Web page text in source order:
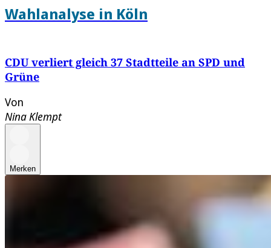
Wahlanalyse in Köln
CDU verliert gleich 37 Stadtteile an SPD und
Grüne
Von
Nina Klempt
Merken